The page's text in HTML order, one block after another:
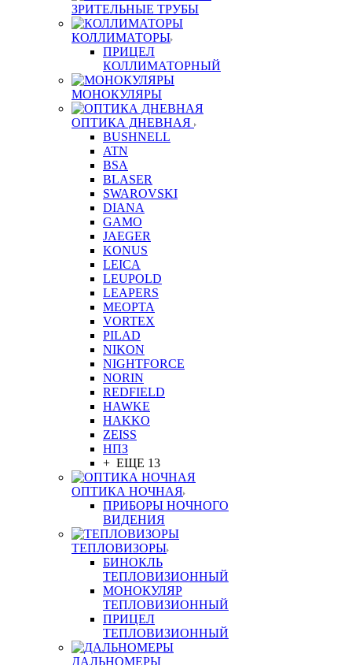
ЗРИТЕЛЬНЫЕ ТРУБЫ
КОЛЛИМАТОРЫ
ПРИЦЕЛ
КОЛЛИМАТОРНЫЙ
МОНОКУЛЯРЫ
ОПТИКА ДНЕВНАЯ
BUSHNELL
ATN
BSA
BLASER
SWAROVSKI
DIANA
GAMO
JAEGER
KONUS
LEICA
LEUPOLD
LEAPERS
MEOPTA
VORTEX
PILAD
NIKON
NIGHTFORCE
NORIN
REDFIELD
HAWKE
HAKKO
ZEISS
НПЗ
+ ЕЩЕ 13
ОПТИКА НОЧНАЯ
ПРИБОРЫ НОЧНОГО
ВИДЕНИЯ
ТЕПЛОВИЗОРЫ
БИНОКЛЬ
ТЕПЛОВИЗИОННЫЙ
МОНОКУЛЯР
ТЕПЛОВИЗИОННЫЙ
ПРИЦЕЛ
ТЕПЛОВИЗИОННЫЙ
ДАЛЬНОМЕРЫ